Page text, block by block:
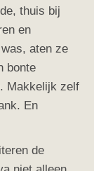
thuis bij
en
aten ze
bonte
Makkelijk zelf
En
de